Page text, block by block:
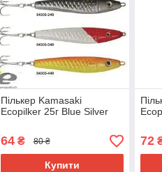
Пількер Kamasaki
Ecopilker 25г Blue Silver
64₴ 80 ₴
Купити
72